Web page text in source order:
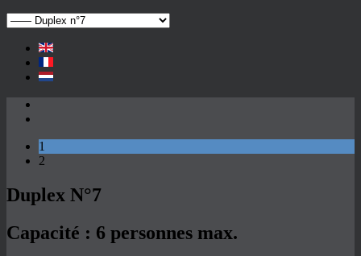
1
2
Duplex N°7
Capacité : 6 personnes max.